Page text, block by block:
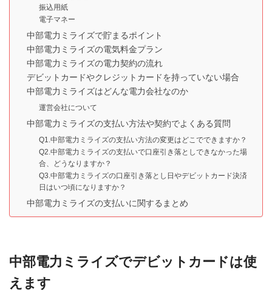
振込用紙
電子マネー
中部電力ミライズで貯まるポイント
中部電力ミライズの電気料金プラン
中部電力ミライズの電力契約の流れ
デビットカードやクレジットカードを持っていない場合
中部電力ミライズはどんな電力会社なのか
運営会社について
中部電力ミライズの支払い方法や契約でよくある質問
Q1.中部電力ミライズの支払い方法の変更はどこでできますか？
Q2.中部電力ミライズの支払いで口座引き落としできなかった場
合、どうなりますか？
Q3.中部電力ミライズの口座引き落とし日やデビットカード決済
日はいつ頃になりますか？
中部電力ミライズの支払いに関するまとめ
中部電力ミライズでデビットカードは使
えます